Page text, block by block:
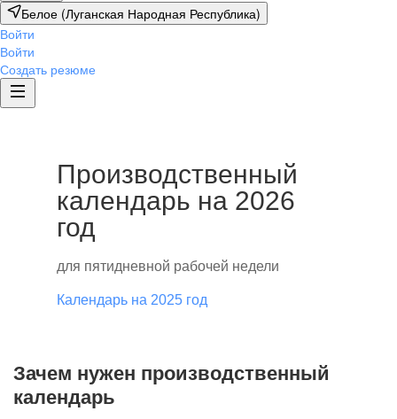
Белое (Луганская Народная Республика)
Войти
Войти
Создать резюме
Производственный
календарь на 2026
год
для пятидневной рабочей недели
Календарь на 2025 год
Зачем нужен производственный
календарь